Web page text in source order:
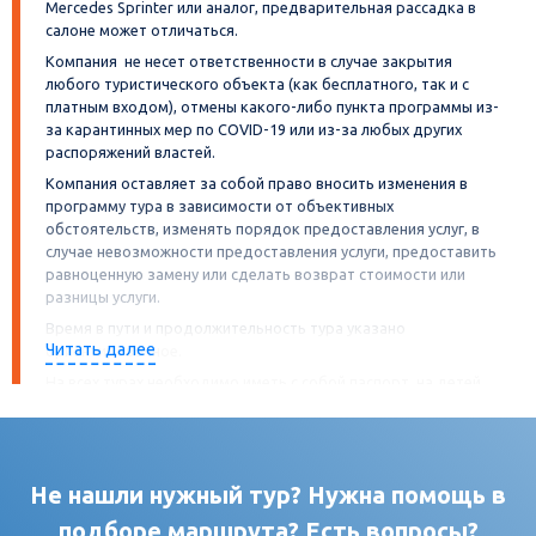
Mercedes Sprinter или аналог, предварительная рассадка в
салоне может отличаться.
Компания не несет ответственности в случае закрытия
любого туристического объекта (как бесплатного, так и с
платным входом), отмены какого-либо пункта программы из-
за карантинных мер по COVID-19 или из-за любых других
распоряжений властей.
Компания оставляет за собой право вносить изменения в
программу тура в зависимости от объективных
обстоятельств, изменять порядок предоставления услуг, в
случае невозможности предоставления услуги, предоставить
равноценную замену или сделать возврат стоимости или
разницы услуги.
Время в пути и продолжительность тура указано
ориентировочное.
зависимости от ограничений введённых регионом/
страной). Иностранные граждане должны иметь при
Читать далее
Не нашли нужный тур? Нужна помощь в